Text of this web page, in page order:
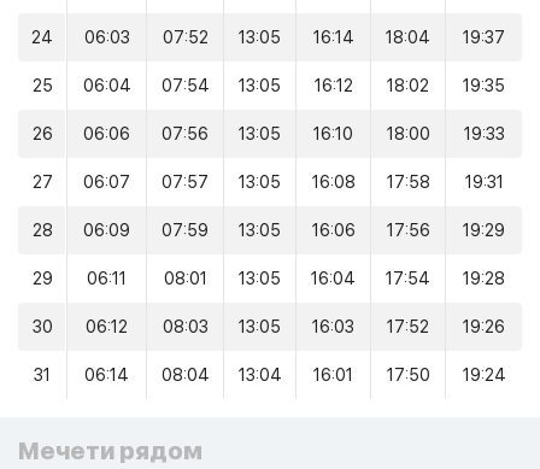
24 06:03 07:52 13:05 16:14 18:04 19:37
25 06:04 07:54 13:05 16:12 18:02 19:35
26 06:06 07:56 13:05 16:10 18:00 19:33
27 06:07 07:57 13:05 16:08 17:58 19:31
28 06:09 07:59 13:05 16:06 17:56 19:29
29 06:11 08:01 13:05 16:04 17:54 19:28
30 06:12 08:03 13:05 16:03 17:52 19:26
31 06:14 08:04 13:04 16:01 17:50 19:24
Мечети рядом